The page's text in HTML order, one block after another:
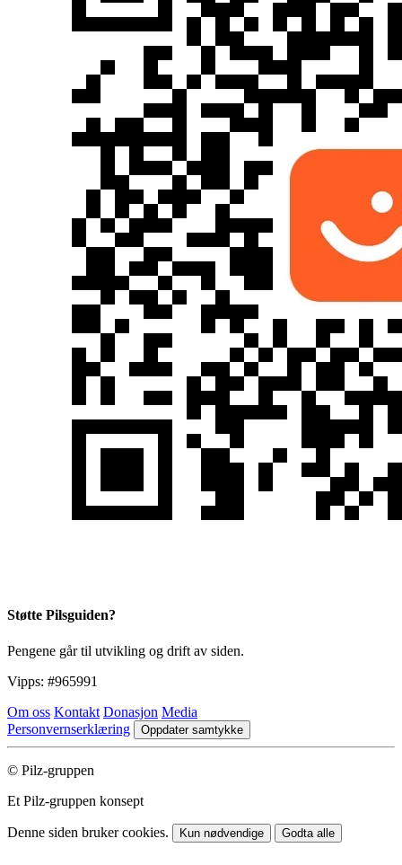
Støtte Pilsguiden?
Pengene går til utvikling og drift av siden.
Vipps: #965991
Om oss Kontakt Donasjon Media
Personvernserklæring
Oppdater samtykke
© Pilz-gruppen
Et Pilz-gruppen konsept
Denne siden bruker cookies. Kun nødvendige Godta alle